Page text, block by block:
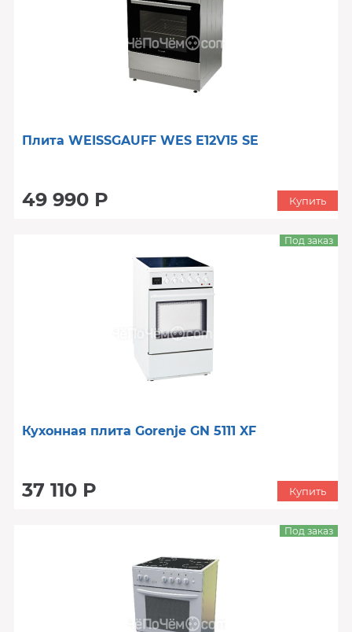
Плита WEISSGAUFF WES E12V15 SE
49 990 Р Купить
Кухонная плита Gorenje GN 5111 XF
37 110 Р
Под заказ
Купить
Под заказ